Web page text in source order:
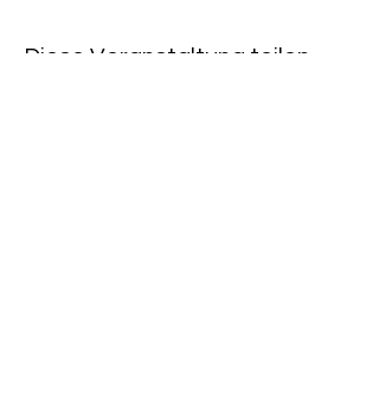
Diese Veranstaltung teilen